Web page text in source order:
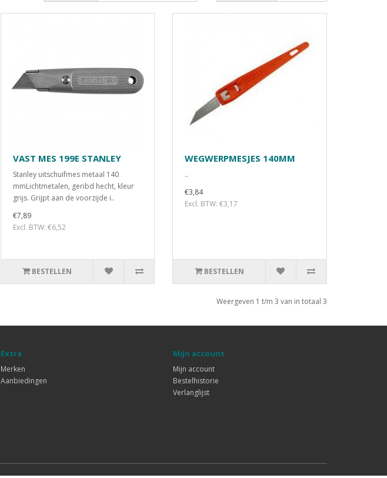
VAST MES 199E STANLEY
Stanley uitschuifmes metaal 140
mmLichtmetalen, geribd hecht, kleur
grijs. Grijpt aan de voorzijde i..
€7,89
Excl. BTW: €6,52
BESTELLEN
WEGWERPMESJES 140MM
..
€3,84
Excl. BTW: €3,17
BESTELLEN
Weergeven 1 t/m 3 van in totaal 3
Extra
Merken
Aanbiedingen
Mijn account
Mijn account
Bestelhistorie
Verlanglijst